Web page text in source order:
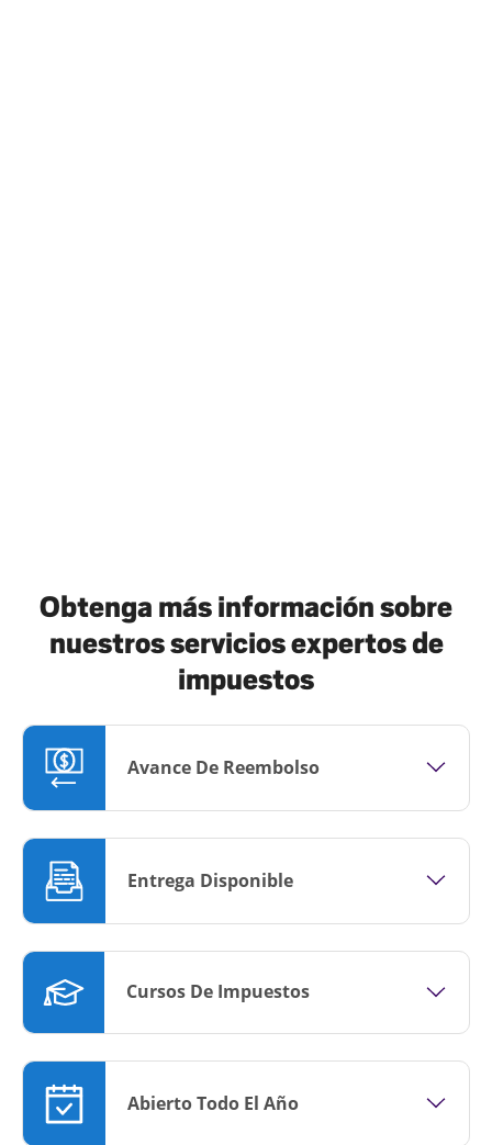
Obtenga más información sobre
nuestros servicios expertos de
impuestos
Avance De Reembolso
Entrega Disponible
Cursos De Impuestos
Abierto Todo El Año